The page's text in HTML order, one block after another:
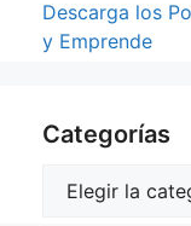
Descarga los
y Emprende
Categorías
Categorías